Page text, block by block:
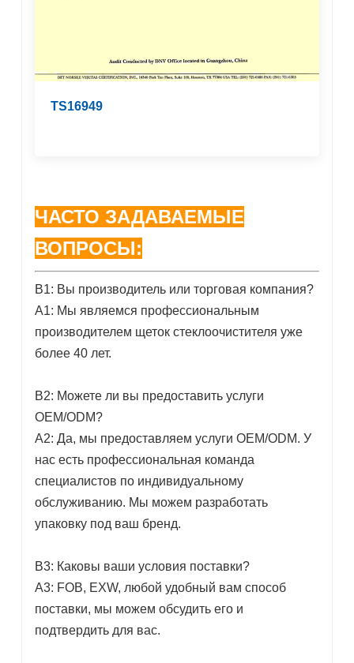
TS16949
ЧАСТО ЗАДАВАЕМЫЕ
ВОПРОСЫ:
В1: Вы производитель или торговая компания?
A1: Мы являемся профессиональным
производителем щеток стеклоочистителя уже
более 40 лет.
В2: Можете ли вы предоставить услуги
OEM/ODM?
A2: Да, мы предоставляем услуги OEM/ODM. У
нас есть профессиональная команда
специалистов по индивидуальному
обслуживанию. Мы можем разработать
упаковку под ваш бренд.
В3: Каковы ваши условия поставки?
A3: FOB, EXW, любой удобный вам способ
поставки, мы можем обсудить его и
подтвердить для вас.